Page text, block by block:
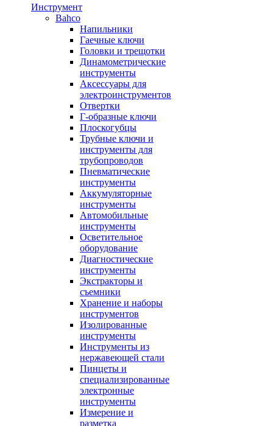
Инструмент
Bahco
Напильники
Гаечные ключи
Головки и трещотки
Динамометрические
инструменты
Аксессуары для
электроинструментов
Отвертки
Г-образные ключи
Плоскогубцы
Трубные ключи и
инструменты для
трубопроводов
Пневматические
инструменты
Аккумуляторные
инструменты
Автомобильные
инструменты
Осветительное
оборудование
Диагностические
инструменты
Экстракторы и
съемники
Хранение и наборы
инструментов
Изолированные
инструменты
Инструменты из
нержавеющей стали
Пинцеты и
специализированные
электронные
инструменты
Измерение и
разметка